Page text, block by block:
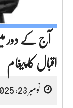
آج کے دور
اقبال کا پیغام
نومبر 23, 2025